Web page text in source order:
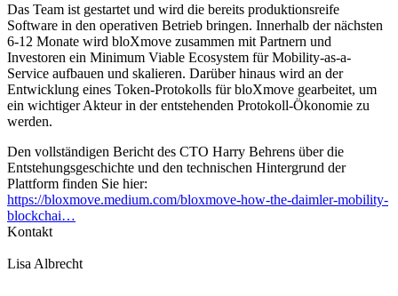
Das Team ist gestartet und wird die bereits produktionsreife
Software in den operativen Betrieb bringen. Innerhalb der nächsten
6-12 Monate wird bloXmove zusammen mit Partnern und
Investoren ein Minimum Viable Ecosystem für Mobility-as-a-
Service aufbauen und skalieren. Darüber hinaus wird an der
Entwicklung eines Token-Protokolls für bloXmove gearbeitet, um
ein wichtiger Akteur in der entstehenden Protokoll-Ökonomie zu
werden.
Den vollständigen Bericht des CTO Harry Behrens über die
Entstehungsgeschichte und den technischen Hintergrund der
Plattform finden Sie hier:
https://bloxmove.medium.com/bloxmove-how-the-daimler-mobility-
blockchai…
Kontakt
Lisa Albrecht